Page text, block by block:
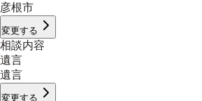
彦根市
変更する
相談内容
遺言
遺言
変更する